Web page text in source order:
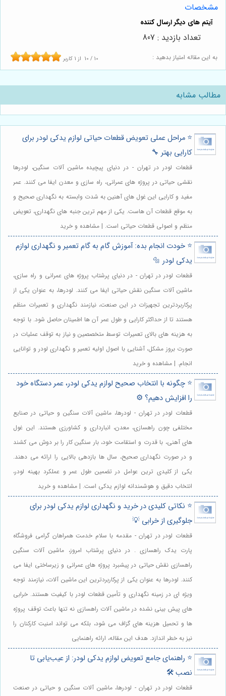
مشخصات
به این مقاله امتیاز بدهید : 10 / 10 از 1 کاربر
تعداد بازدید : 807
مطالب مشابه
⭐️ مراحل عملی تعویض قطعات حیاتی لوازم یدکی لودر برای
کارایی بهتر 🔧
قطعات لودر در تهران - در دنیای پیچیده ماشین آلات سنگین، لودرها
نقشی حیاتی در پروژه های عمرانی، راه سازی و معدن ایفا می کنند. عمر
مفید و کارایی این غول های آهنین به شدت وابسته به نگهداری صحیح و
به موقع قطعات آن هاست. یکی از مهم ترین جنبه های نگهداری، تعویض
منظم و اصولی قطعات حیاتی است. | مشاهده و خرید
⭐️ خودت انجام بده: آموزش گام به گام تعمیر و نگهداری لوازم
یدکی لودر 🔩
قطعات لودر در تهران - در دنیای پرشتاب پروژه های عمرانی و راه سازی،
ماشین آلات سنگین نقش حیاتی ایفا می کنند. لودرها، به عنوان یکی از
پرکاربردترین تجهیزات در این صنعت، نیازمند نگهداری و تعمیرات منظم
هستند تا از حداکثر کارایی و طول عمر آن ها اطمینان حاصل شود. با توجه
به هزینه های بالای تعمیرات توسط متخصصین و نیاز به توقف عملیات در
صورت بروز مشکل، آشنایی با اصول اولیه تعمیر و نگهداری لودر و توانایی
انجام. | مشاهده و خرید
⭐️ چگونه با انتخاب صحیح لوازم یدکی لودر، عمر دستگاه خود
را افزایش دهیم؟ ⚙️
قطعات لودر در تهران - لودرها، ماشین آلات سنگین و حیاتی در صنایع
مختلفی چون راهسازی، معدن، انبارداری و کشاورزی هستند. این غول
های آهنی، با قدرت و استقامت خود، بار سنگین کار را بر دوش می کشند
و در صورت نگهداری صحیح، سال ها بازدهی بالایی را ارائه می دهند.
یکی از کلیدی ترین عوامل در تضمین طول عمر و عملکرد بهینه لودر،
انتخاب دقیق و هوشمندانه لوازم یدکی است. | مشاهده و خرید
⭐️ نکاتی کلیدی در خرید و نگهداری لوازم یدکی لودر برای
جلوگیری از خرابی 💡
قطعات لودر در تهران - مقدمه با سلام خدمت همراهان گرامی فروشگاه
پارت یدک راهسازی . در دنیای پرشتاب امروز، ماشین آلات سنگین
راهسازی نقش حیاتی در پیشبرد پروژه های عمرانی و زیرساختی ایفا می
کنند. لودرها به عنوان یکی از پرکاربردترین این ماشین آلات، نیازمند توجه
ویژه ای در زمینه نگهداری و تأمین قطعات لودر با کیفیت هستند. خرابی
های پیش بینی نشده در ماشین آلات راهسازی نه تنها باعث توقف پروژه
ها و تحمیل هزینه های گزاف می شود، بلکه می تواند امنیت کارکنان را
نیز به خطر اندازد. هدف این مقاله، ارائه راهنمایی
⭐️ راهنمای جامع تعویض لوازم یدکی لودر: از عیب‌یابی تا
نصب 🛠️
قطعات لودر در تهران - لودرها، ماشین آلات سنگین و حیاتی در صنعت